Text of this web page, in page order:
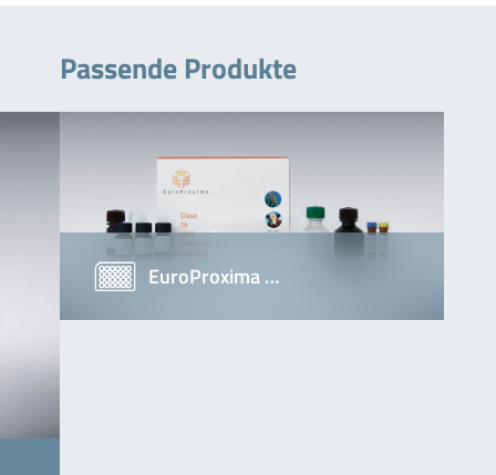
Passende Produkte
EuroProxima …